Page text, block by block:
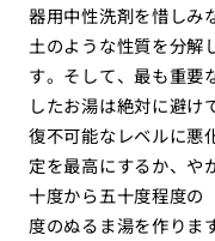
器用中性洗剤を惜しみ
土のような性質を分解
す。そして、最も重要
したお湯は絶対に避け
復不可能なレベルに悪
定を最高にするか、や
十度から五十度程度の
度のぬるま湯を作りま